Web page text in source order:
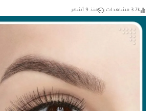
3.7k مشاهدات منذ 9 أشهر